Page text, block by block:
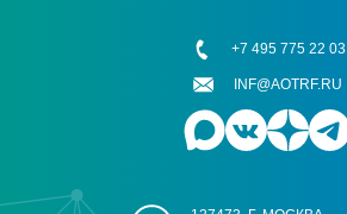
+7 495 775 22 03
INF@AOTRF.RU